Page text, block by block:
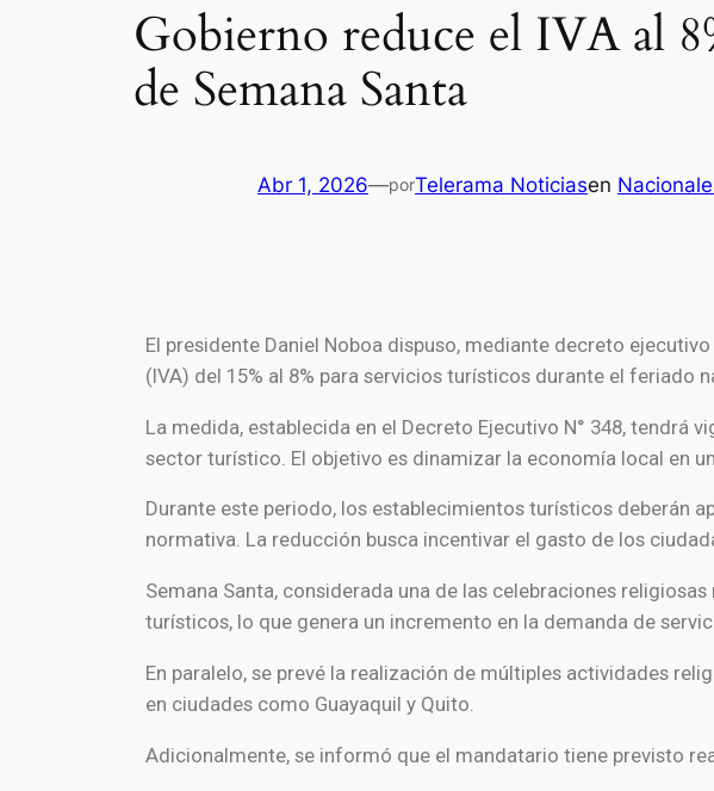
Gobierno reduce el IVA al
de Semana Santa
Abr 1, 2026—porTelerama Noticiasen
El presidente Daniel Noboa dispuso, mediante decreto
(IVA) del 15% al 8% para servicios turísticos durante el feriado
La medida, establecida en el Decreto Ejecutivo N° 348, tendrá
sector turístico. El objetivo es dinamizar la economía local en
Durante este periodo, los establecimientos turísticos deberán
normativa. La reducción busca incentivar el gasto de los
Semana Santa, considerada una de las celebraciones
turísticos, lo que genera un incremento en la demanda de
En paralelo, se prevé la realización de múltiples actividades
en ciudades como Guayaquil y Quito
Adicionalmente, se informó que el mandatario tiene previsto